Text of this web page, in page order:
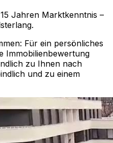
Jahren Marktkenntnis –
.
Für ein persönliches
Immobilienbewertung
zu Ihnen nach
und zu einem